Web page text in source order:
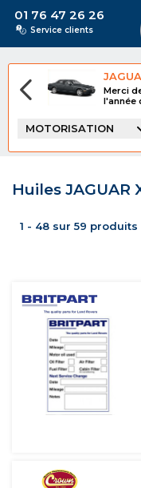
01 76 47 26 26
Service clients
Merci
l'année
MOTORISATION
Huiles JAGUAR
1 - 48 sur 59 produits